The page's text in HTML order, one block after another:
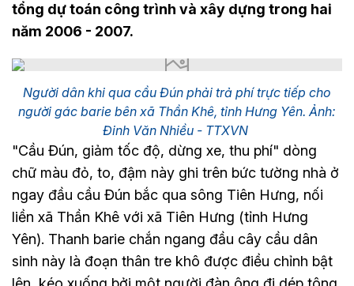
tổng dự toán công trình và xây dựng trong hai
năm 2006 - 2007.
Người dân khi qua cầu Đún phải trả phí trực tiếp cho
người gác barie bên xã Thần Khê, tỉnh Hưng Yên. Ảnh:
Đinh Văn Nhiều - TTXVN
"Cầu Đún, giảm tốc độ, dừng xe, thu phí" dòng
chữ màu đỏ, to, đậm này ghi trên bức tường nhà ở
ngay đầu cầu Đún bắc qua sông Tiên Hưng, nối
liền xã Thần Khê với xã Tiên Hưng (tỉnh Hưng
Yên). Thanh barie chắn ngang đầu cây cầu dân
sinh này là đoạn thân tre khô được điều chỉnh bật